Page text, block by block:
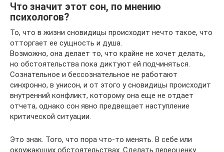
Что значит этот сон, по мнению
психологов?
То, что в жизни сновидицы происходит нечто такое, что
отторгает ее сущность и душа.
Возможно, она делает то, что крайне не хочет делать,
но обстоятельства пока диктуют ей подчиняться.
Сознательное и бессознательное не работают
синхронно, в унисон, и от этого у сновидицы происходит
внутренний конфликт, которому она еще не отдает
отчета, однако сон явно предвещает наступление
критической ситуации.
Это знак. Того, что пора что-то менять. В себе или
окружающих обстоятельствах. Сделать переоценку